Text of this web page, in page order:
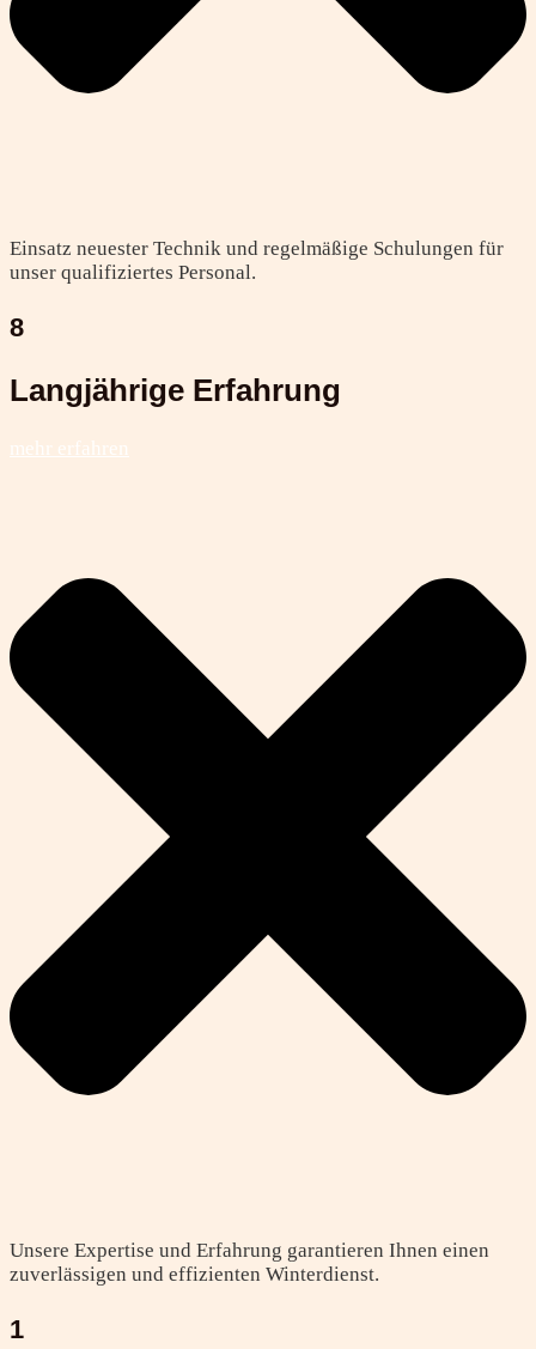
Einsatz neuester Technik und regelmäßige Schulungen für
unser qualifiziertes Personal.
8
Langjährige Erfahrung
mehr erfahren
Unsere Expertise und Erfahrung garantieren Ihnen einen
zuverlässigen und effizienten Winterdienst.
1